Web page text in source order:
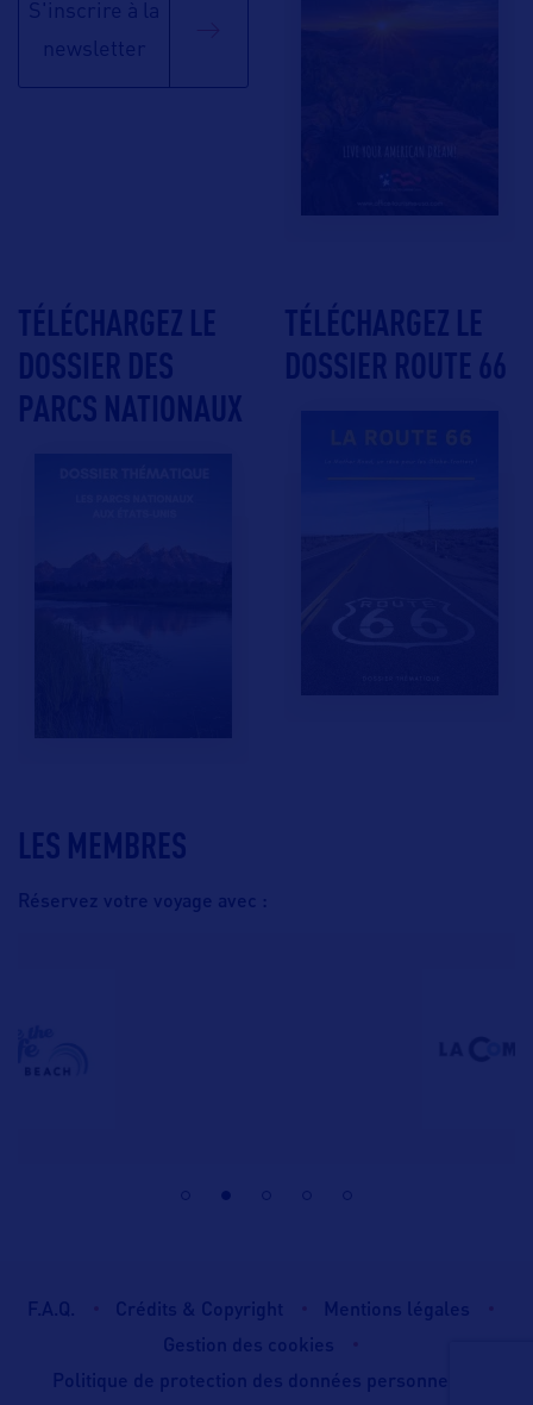
LES MEMBRES
Réservez votre voyage avec :
S'inscrire à la
newsletter
TÉLÉCHARGEZ LE
DOSSIER DES
PARCS NATIONAUX
TÉLÉCHARGEZ LE
DOSSIER ROUTE 66
F.A.Q. Crédits & Copyright
Mentions légales
Gestion des cookies
Politique de protection des données personnelles